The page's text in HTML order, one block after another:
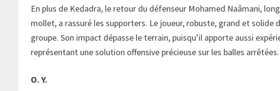
En plus de Kedadra, le retour du défenseur Mohamed Naâmani,
mollet, a rassuré les supporters. Le joueur, robuste, grand et solide
groupe. Son impact dépasse le terrain, puisqu’il apporte aussi
représentant une solution offensive précieuse sur les balles arrêtées.
O. Y.